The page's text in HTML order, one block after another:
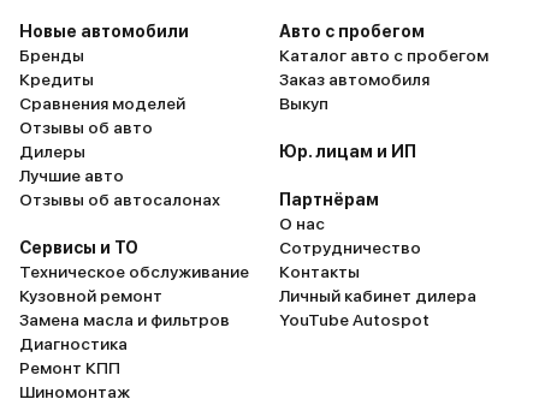
Новые автомобили
Бренды
Кредиты
Сравнения моделей
Отзывы об авто
Дилеры
Лучшие авто
Отзывы об автосалонах
Сервисы и ТО
Техническое обслуживание
Кузовной ремонт
Замена масла и фильтров
Диагностика
Ремонт КПП
Шиномонтаж
Авто с пробегом
Каталог авто с пробегом
Заказ автомобиля
Выкуп
Юр. лицам и ИП
Партнёрам
О нас
Сотрудничество
Контакты
Личный кабинет дилера
YouTube Autospot